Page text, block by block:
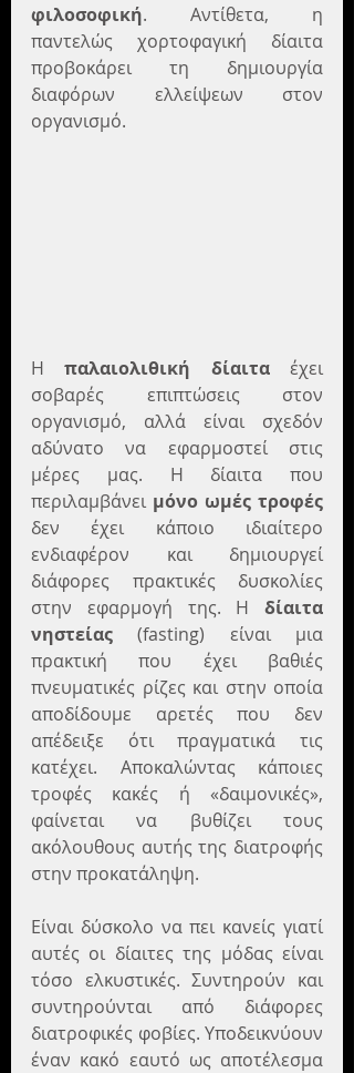
φιλοσοφική. Αντίθετα, η
παντελώς χορτοφαγική δίαιτα
προβοκάρει τη δημιουργία
διαφόρων ελλείψεων στον
οργανισμό.
Η παλαιολιθική δίαιτα έχει
σοβαρές επιπτώσεις στον
οργανισμό, αλλά είναι σχεδόν
αδύνατο να εφαρμοστεί στις
μέρες μας. Η δίαιτα που
περιλαμβάνει μόνο ωμές τροφές
δεν έχει κάποιο ιδιαίτερο
ενδιαφέρον και δημιουργεί
διάφορες πρακτικές δυσκολίες
στην εφαρμογή της. Η δίαιτα
νηστείας (fasting) είναι μια
πρακτική που έχει βαθιές
πνευματικές ρίζες και στην οποία
αποδίδουμε αρετές που δεν
απέδειξε ότι πραγματικά τις
κατέχει. Αποκαλώντας κάποιες
τροφές κακές ή «δαιμονικές»,
φαίνεται να βυθίζει τους
ακόλουθους αυτής της διατροφής
στην προκατάληψη.
Είναι δύσκολο να πει κανείς γιατί
αυτές οι δίαιτες της μόδας είναι
τόσο ελκυστικές. Συντηρούν και
συντηρούνται από διάφορες
διατροφικές φοβίες. Υποδεικνύουν
έναν κακό εαυτό ως αποτέλεσμα